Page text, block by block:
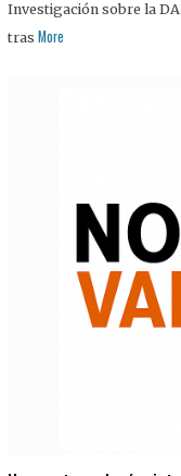
Investigación sobre la
tras More